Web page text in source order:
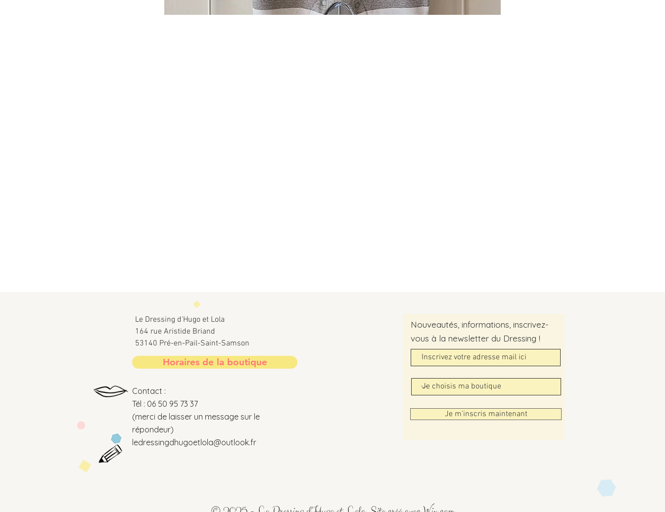
Le Dressing d'Hugo et Lola
164 rue Aristide Briand
53140 Pré-en-Pail-Saint-Samson
Horaires de la boutique
Contact :
Tél : 06 50 95 73 37
(merci de laisser un message sur le
répondeur)
ledressingdhugoetlola@outlook.fr
Nouveautés, informations, inscrivez-
vous à la newsletter du Dressing !
Je m'inscris maintenant